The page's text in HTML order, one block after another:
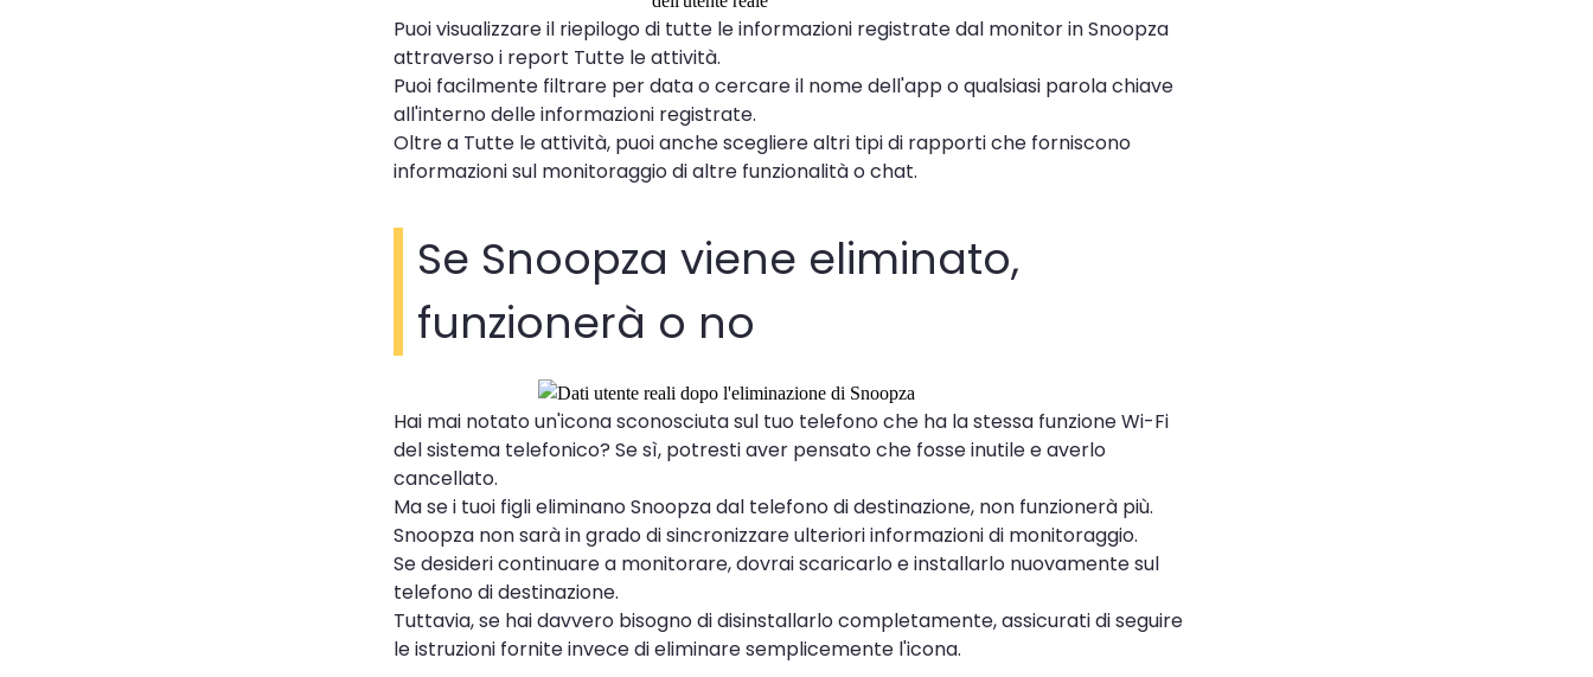
Puoi visualizzare il riepilogo di tutte le informazioni registrate dal monitor in Snoopza
attraverso i report Tutte le attività.
Puoi facilmente filtrare per data o cercare il nome dell'app o qualsiasi parola chiave
all'interno delle informazioni registrate.
Oltre a Tutte le attività, puoi anche scegliere altri tipi di rapporti che forniscono
informazioni sul monitoraggio di altre funzionalità o chat.
Se Snoopza viene eliminato,
funzionerà o no
Hai mai notato un'icona sconosciuta sul tuo telefono che ha la stessa funzione Wi-Fi
del sistema telefonico? Se sì, potresti aver pensato che fosse inutile e averlo
cancellato.
Ma se i tuoi figli eliminano Snoopza dal telefono di destinazione, non funzionerà più.
Snoopza non sarà in grado di sincronizzare ulteriori informazioni di monitoraggio.
Se desideri continuare a monitorare, dovrai scaricarlo e installarlo nuovamente sul
telefono di destinazione.
Tuttavia, se hai davvero bisogno di disinstallarlo completamente, assicurati di seguire
le istruzioni fornite invece di eliminare semplicemente l'icona.